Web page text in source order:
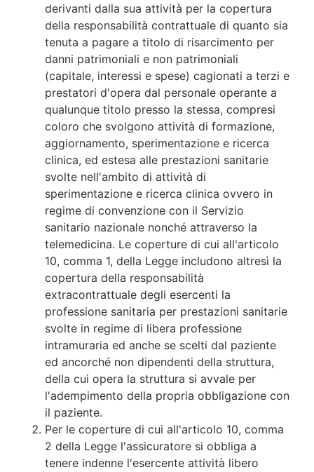
derivanti dalla sua attività per la copertura
della responsabilità contrattuale di quanto sia
tenuta a pagare a titolo di risarcimento per
danni patrimoniali e non patrimoniali
(capitale, interessi e spese) cagionati a terzi e
prestatori d'opera dal personale operante a
qualunque titolo presso la stessa, compresi
coloro che svolgono attività di formazione,
aggiornamento, sperimentazione e ricerca
clinica, ed estesa alle prestazioni sanitarie
svolte nell'ambito di attività di
sperimentazione e ricerca clinica ovvero in
regime di convenzione con il Servizio
sanitario nazionale nonché attraverso la
telemedicina. Le coperture di cui all'articolo
10, comma 1, della Legge includono altresì la
copertura della responsabilità
extracontrattuale degli esercenti la
professione sanitaria per prestazioni sanitarie
svolte in regime di libera professione
intramuraria ed anche se scelti dal paziente
ed ancorché non dipendenti della struttura,
della cui opera la struttura si avvale per
l'adempimento della propria obbligazione con
il paziente.
Per le coperture di cui all'articolo 10, comma
2 della Legge l'assicuratore si obbliga a
tenere indenne l'esercente attività libero